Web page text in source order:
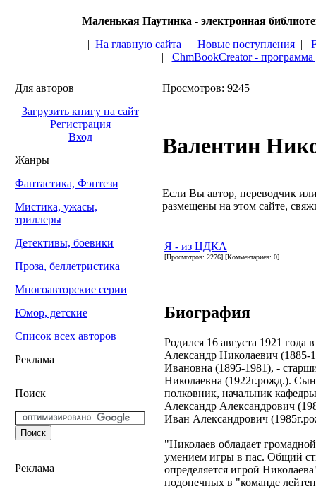
Маленькая Паутинка - электронная
| На главную сайта | Новые поступления |
| ChmBookCreator -
Для авторов
Загрузить книгу на сайт
Регистрация
Вход
Жанры
Фантастика, Фэнтези
Мистика, ужасы,
триллеры
Детективы, боевики
Проза, беллетристика
Многоавторские серии
Юмор, детские
Список всех авторов
Реклама
Поиск
Реклама
Просмотров: 9245
Валентин
Если Вы автор, переводчик
размещены на этом сайте,
Я - из ЦДКА
[Просмотров: 2276] [Комментариев: 0]
Биография
Родился 16 августа 1921
Александр Николаевич
Ивановна (1895-1981), -
Николаевна (1922г.рожд.).
полковник, начальник
Александр Александрович
Иван Александрович
"Николаев обладает
умением игры в пас. Общий
определяется игрой
подопечных в "команде